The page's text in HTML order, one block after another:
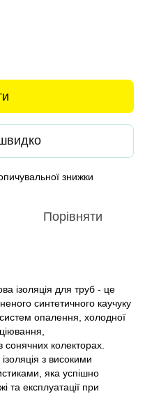
знижки
Порівняти
ізоляція для труб - це
синтетичного каучуку
систем опалення, холодної
сонячних колекторах.
з високими
яка успішно
та експлуатації при